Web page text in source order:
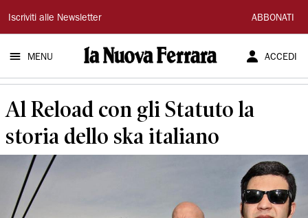
La
Nuova
Ferrara
Iscriviti alle Newsletter ABBONATI
MENU ACCEDI
Al Reload con gli Statuto la
storia dello ska italiano